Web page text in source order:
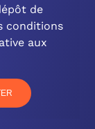
10 December
pour
de
conditions
aux